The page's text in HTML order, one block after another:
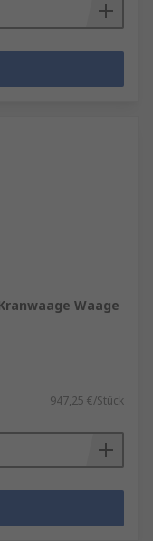
Waage
947,25 €/Stück